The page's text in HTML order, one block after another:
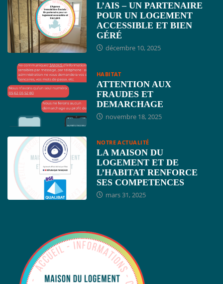
L’AIS – UN PARTENAIRE
POUR UN LOGEMENT
ACCESSIBLE ET BIEN
GÉRÉ
décembre 10, 2025
HABITAT
ATTENTION AUX
FRAUDES ET
DEMARCHAGE
novembre 18, 2025
NOTRE ACTUALITÉ
LA MAISON DU
LOGEMENT ET DE
L’HABITAT RENFORCE
SES COMPETENCES
mars 31, 2025